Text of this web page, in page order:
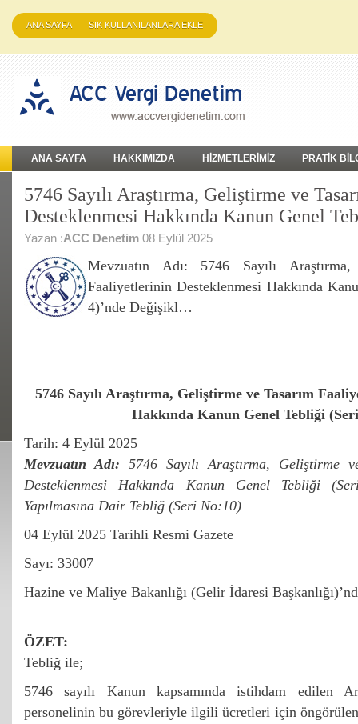
ANA SAYFA SIK KULLANILANLARA EKLE
ANA SAYFA HAKKIMIZDA HİZMETLERİMİZ PRATİK
5746 Sayılı Araştırma, Geliştirme ve
Desteklenmesi Hakkında Kanun Genel
Yazan :ACC Denetim 08 Eylül 2025
Mevzuatın Adı: 5746 Sayılı
Faaliyetlerinin Desteklenmesi Hakkında
4)’nde Değişikl…
5746 Sayılı Araştırma, Geliştirme ve Tasarım
Hakkında Kanun Genel Tebliği
Tarih: 4 Eylül 2025
Mevzuatın Adı: 5746 Sayılı Araştırma, Geliştirme
Desteklenmesi Hakkında Kanun Genel Tebliği
Yapılmasına Dair Tebliğ (Seri No:10)
04 Eylül 2025 Tarihli Resmi Gazete
Sayı: 33007
Hazine ve Maliye Bakanlığı (Gelir İdaresi
ÖZET:
Tebliğ ile;
5746 sayılı Kanun kapsamında istihdam edilen
personelinin bu görevleriyle ilgili ücretleri için